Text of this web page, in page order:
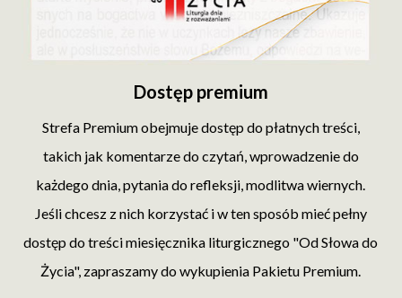
Dostęp premium
Strefa Premium obejmuje dostęp do płatnych treści,
takich jak komentarze do czytań, wprowadzenie do
każdego dnia, pytania do refleksji, modlitwa wiernych.
Jeśli chcesz z nich korzystać i w ten sposób mieć pełny
dostęp do treści miesięcznika liturgicznego "Od Słowa do
Życia", zapraszamy do wykupienia Pakietu Premium.